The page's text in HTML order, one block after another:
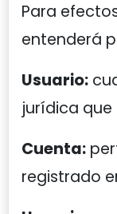
Para
entenderá
Usuario:
jurídica que
Cuenta:
registrado